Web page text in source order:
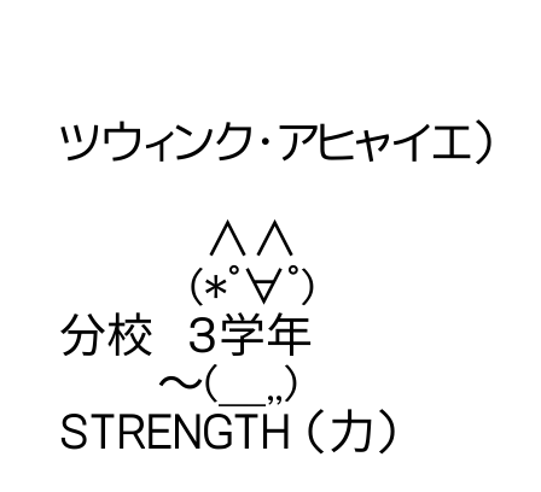
ツウィンク・アヒャイエ）
∧∧ 【出身】
(*ﾟ∀ﾟ) 【学年
分校 ３学年
～(＿,,) 【象
STRENGTH （力）